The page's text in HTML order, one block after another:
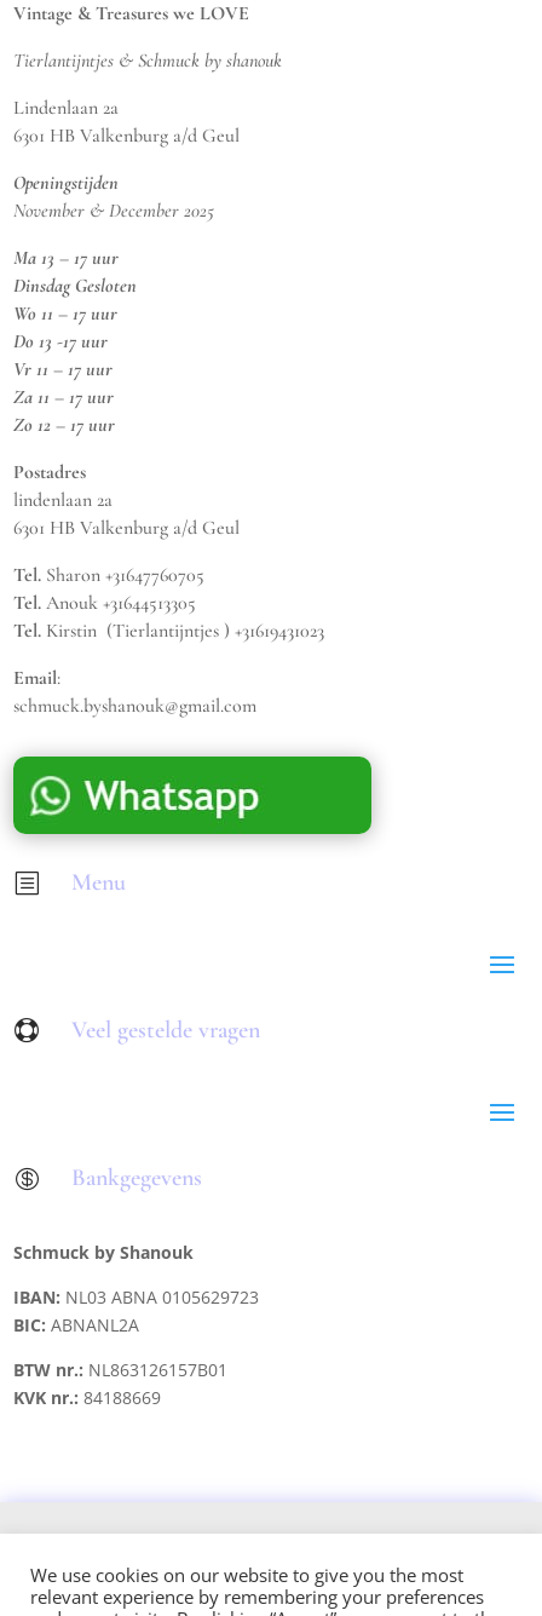
Vintage & Treasures we LOVE
Tierlantijntjes & Schmuck by shanouk
Lindenlaan 2a
6301 HB Valkenburg a/d Geul
Openingstijden
November & December 2025
Ma 13 – 17 uur
Dinsdag Gesloten
Wo 11 – 17 uur
Do 13 -17 uur
Vr 11 – 17 uur
Za 11 – 17 uur
Zo 12 – 17 uur
Postadres
lindenlaan 2a
6301 HB Valkenburg a/d Geul
Tel. Sharon +31647760705
Tel. Anouk +31644513305
Tel. Kirstin (Tierlantijntjes ) +31619431023
Email:
schmuck.byshanouk@gmail.com
b Menu
 Veel gestelde vragen
 Bankgegevens
Schmuck by Shanouk
IBAN: NL03 ABNA 0105629723
BIC: ABNANL2A
BTW nr.: NL863126157B01
KVK nr.:84188669
We use cookies on our website to give you the most
relevant experience by remembering your preferences